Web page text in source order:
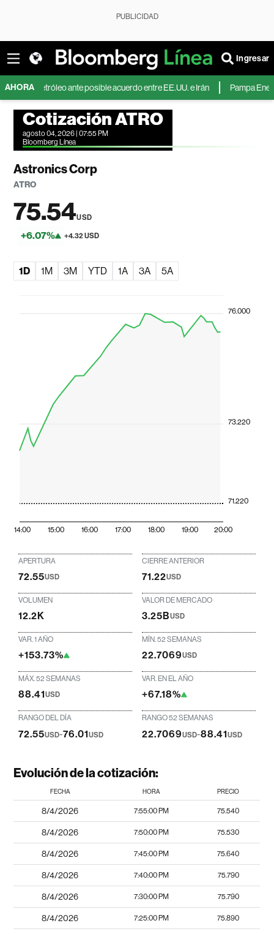
PUBLICIDAD
Ingresar
AHORA
petróleo ante posible acuerdo entre EE.UU. e Irán Pampa Energía
Cotización ATRO
agosto 04, 2026 | 07:55 PM
Bloomberg Línea
Astronics Corp
ATRO
75.54USD
+6.07% +4.32 USD
1D 1M 3M YTD 1A 3A 5A
14:00 15:00 16:00 17:00 18:00 19:00 20:00
71.220
73.220
76.000
APERTURA
72.55USD
CIERRE ANTERIOR
71.22USD
VOLUMEN
12.2K
VALOR DE MERCADO
3.25BUSD
VAR. 1 AÑO
+153.73%
MÍN. 52 SEMANAS
22.7069USD
MÁX. 52 SEMANAS
88.41USD
VAR. EN EL AÑO
+67.18%
RANGO DEL DÍA
72.55USD-76.01USD
RANGO 52 SEMANAS
22.7069USD-88.41USD
Evolución de la cotización:
FECHA HORA PRECIO
8/4/2026 7:55:00 PM 75.540
8/4/2026 7:50:00 PM 75.530
8/4/2026 7:45:00 PM 75.640
8/4/2026 7:40:00 PM 75.790
8/4/2026 7:30:00 PM 75.790
8/4/2026 7:25:00 PM 75.890